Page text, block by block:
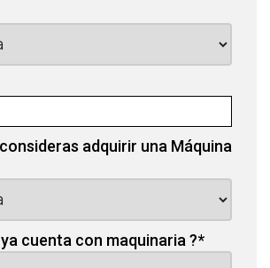
adquirir una Máquina
cuenta con maquinaria ?*